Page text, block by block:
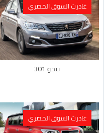
غادرت السوق المصري
بيجو 301
غادرت السوق المصري